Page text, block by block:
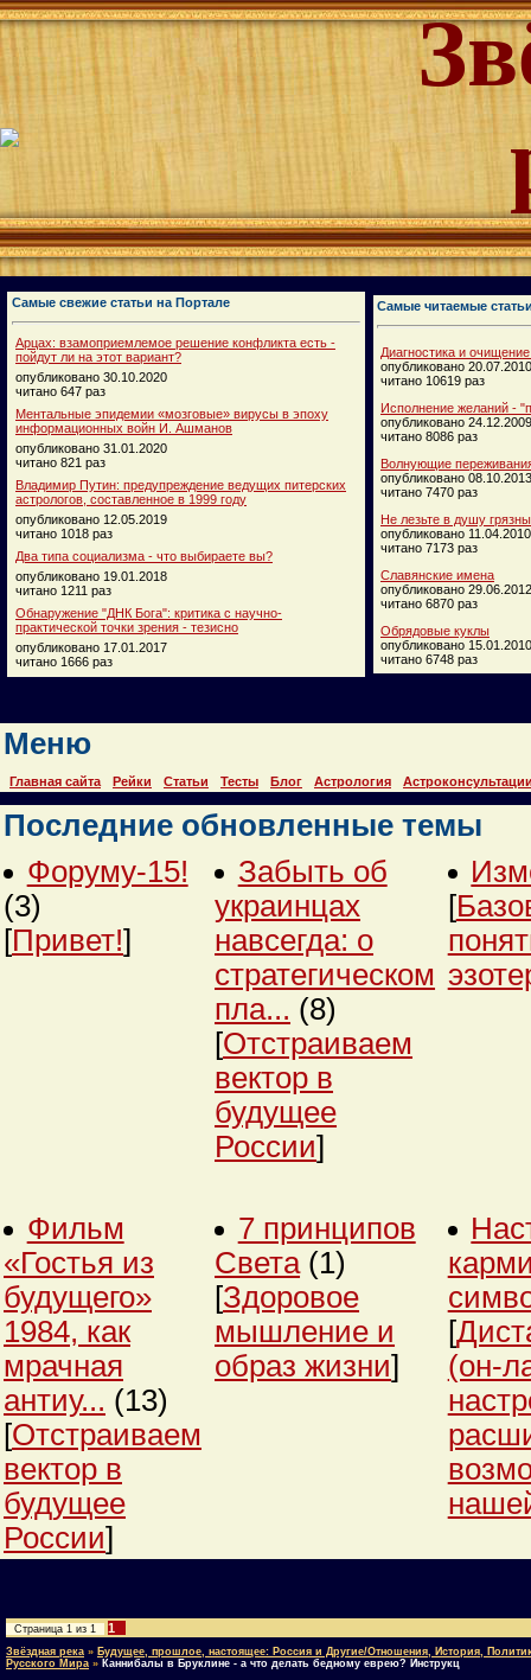
Самые свежие статьи на Портале
Арцах: взамоприемлемое решение конфликта есть -
пойдут ли на этот вариант?
опубликовано 30.10.2020
читано 647 раз
Ментальные эпидемии «мозговые» вирусы в эпоху
информационных войн И. Ашманов
опубликовано 31.01.2020
читано 821 раз
Владимир Путин: предупреждение ведущих питерских
астрологов, составленное в 1999 году
опубликовано 12.05.2019
читано 1018 раз
Два типа социализма - что выбираете вы?
опубликовано 19.01.2018
читано 1211 раз
Обнаружение "ДНК Бога": критика с научно-
практической точки зрения - тезисно
опубликовано 17.01.2017
читано 1666 раз
Самые читаемые
Диагностика и
опубликовано 20.07.2010
читано 10619 раз
Исполнение желаний -
опубликовано 24.12.2009
читано 8086 раз
Волнующие
опубликовано 08.10.2013
читано 7470 раз
Не лезьте в душу
опубликовано 11.04.2010
читано 7173 раз
Славянские имена
опубликовано 29.06.2012
читано 6870 раз
Обрядовые куклы
опубликовано 15.01.2010
читано 6748 раз
Меню
Главная сайта Рейки Статьи Тесты Блог Астрология
Последние обновленные темы
Форуму-15!
(3)
[Привет!]
Забыть об
украинцах
навсегда: о
стратегическом
пла... (8)
[Отстраиваем
вектор в
будущее
России]
[
Фильм
«Гостья из
будущего»
1984, как
мрачная
антиу... (13)
[Отстраиваем
вектор в
будущее
России]
7 принципов
Света (1)
[Здоровое
мышление и
образ жизни]
[
(он-
Страница 1 из 1 1
Звёздная река » Будущее, прошлое, настоящее: Россия и Другие/Отношения, История,
Русского Мира » Каннибалы в Бруклине - а что делать бедному еврею? Инструкц